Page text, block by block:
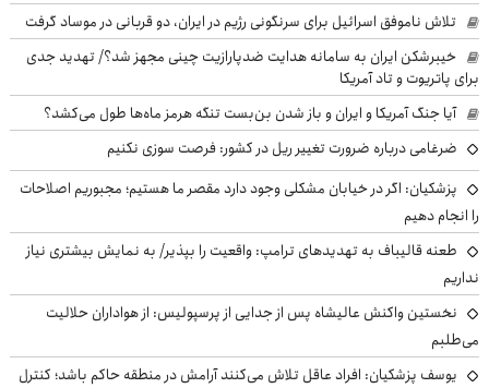
تلاش ناموفق اسرائیل برای سرنگونی رژیم در ایران، دو قربانی در موساد گرفت
خیبرشکن ایران به سامانه هدایت ضدپارازیت چینی مجهز شد؟/ تهدید جدی
برای پاتریوت و تاد آمریکا
آیا جنگ آمریکا و ایران و باز شدن بن‌بست تنگه هرمز ماه‌ها طول می‌کشد؟
ضرغامی درباره ضرورت تغییر ریل در کشور: فرصت سوزی نکنیم
پزشکیان: اگر در خیابان مشکلی وجود دارد مقصر ما هستیم؛ مجبوریم اصلاحات
را انجام دهیم
طعنه قالیباف به تهدیدهای ترامپ: واقعیت را بپذیر/ به نمایش بیشتری نیاز
نداریم
نخستین واکنش عالیشاه پس از جدایی از پرسپولیس: از هواداران حلالیت
می‌طلبم
یوسف پزشکیان: افراد عاقل تلاش می‌کنند آرامش در منطقه حاکم باشد؛ کنترل